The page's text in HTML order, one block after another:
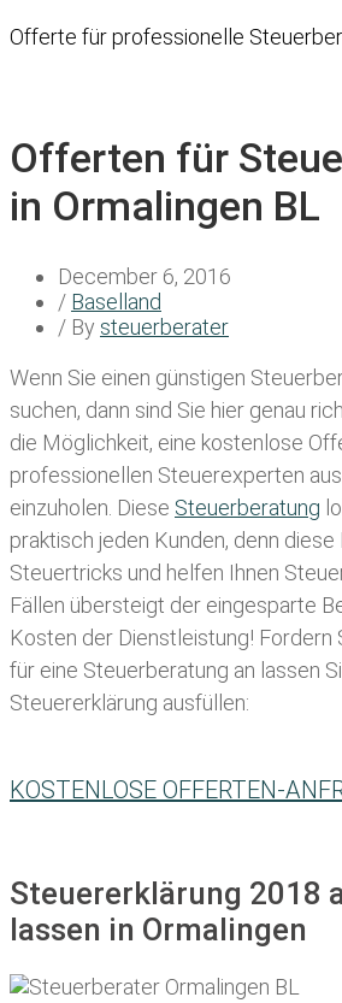
Offerte für professionelle
Offerten für
in Ormalingen BL
December 6, 2016
/ Baselland
/ By steuerberater
Wenn Sie einen günstigen
suchen, dann sind Sie hier genau
die Möglichkeit, eine kostenlose
professionellen Steuerexperten
einzuholen. Diese Steuerberatung
praktisch jeden Kunden, denn
Steuertricks und helfen Ihnen
Fällen übersteigt der eingesparte
Kosten der Dienstleistung! Fordern
für eine Steuerberatung an lassen
Steuererklärung ausfüllen:
KOSTENLOSE OFFERTEN-
Steuererklärung 2018
lassen in Ormalingen